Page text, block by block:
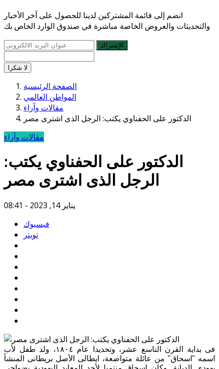
انضم إلى قائمة المشتركين لدينا للحصول على آخر الأخبار
والتحديثات والعروض الخاصة مباشرة في صندوق الوارد الخاص بك
الإشتراك
لا شكرا
الصفحة الرئيسية
المواطن العالمي
مقالات وآراء
الدكتور على الحفناوي يكتب: الرجل الذى اشترى مصر
مقالات وآراء
الدكتور على الحفناوي يكتب:
الرجل الذى اشترى مصر
يناير 14, 2023 - 08:41
فيسبوك
تويتر
فى بداية القرن التاسع عشر، وتحديدا عام ١٨٠٤، ولد طفل لأب
اسمه "اسحاق" من عائلة متواضعة، ايطالى الأصل بريطانى المنشأ